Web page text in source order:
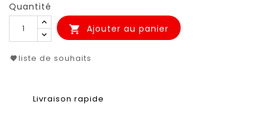
Quantité
 Ajouter au panier
liste de souhaits
Livraison rapide